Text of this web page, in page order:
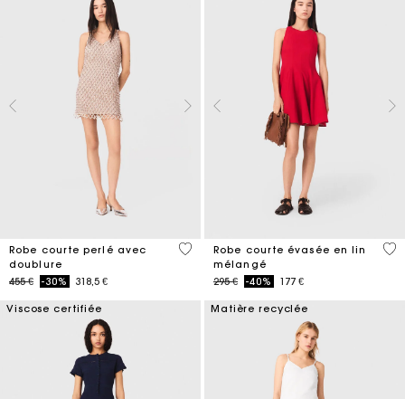
Robe courte perlé avec
doublure
Price reduced from
455 €to-30% 318,5 €
3,3 out of 5 Customer Rating
Robe courte évasée en lin
mélangé
Price reduced from
295 €to-40% 177 €
3,3
Viscose certifiée Matière recyclée